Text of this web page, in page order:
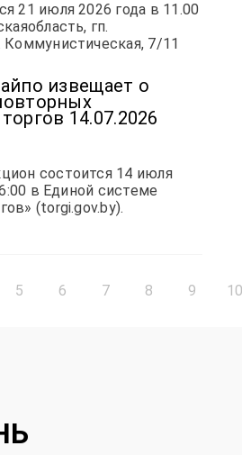
21 июля 2026 года в 11.00
гп.
7/11
извещает о
14.07.2026
состоится 14 июля
в Единой системе
(torgi.gov.by).
5 6 7 8 9 10